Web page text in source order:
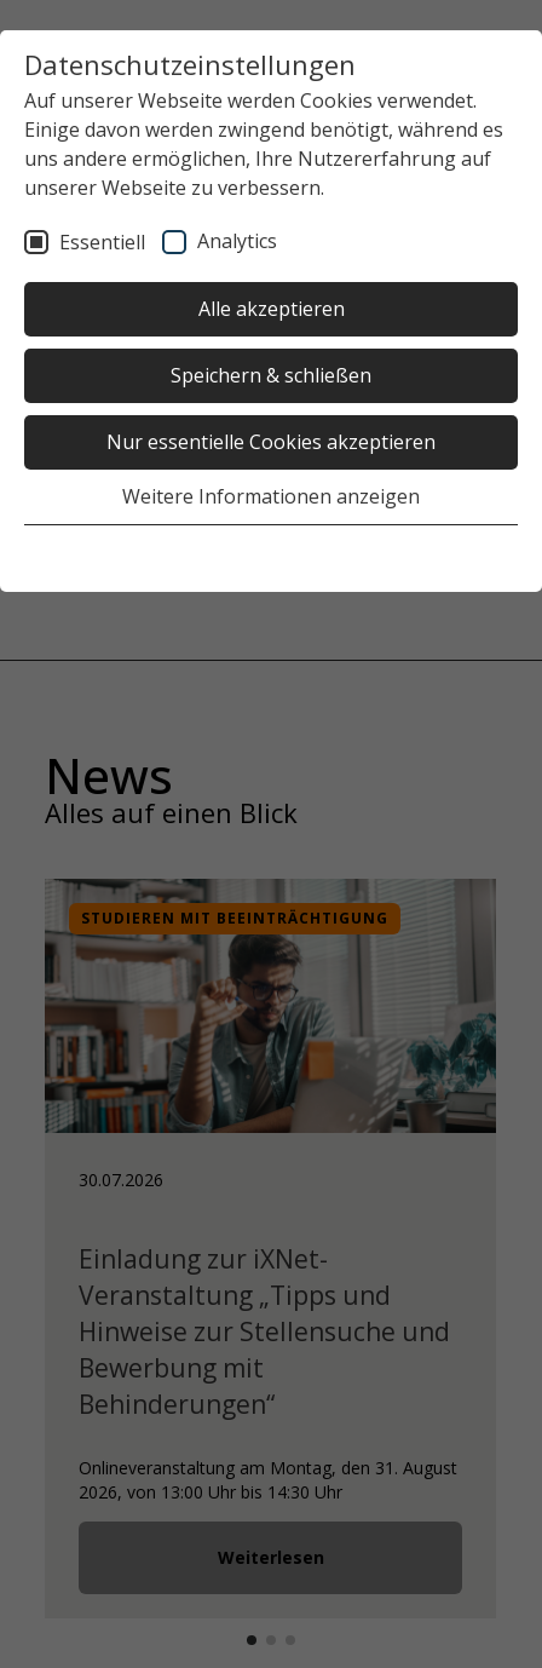
Datenschutzeinstellungen
Auf unserer Webseite werden Cookies verwendet.
Einige davon werden zwingend benötigt, während es
uns andere ermöglichen, Ihre Nutzererfahrung auf
unserer Webseite zu verbessern.
Essentiell Analytics
Alle akzeptieren
Speichern & schließen
Nur essentielle Cookies akzeptieren
Weitere Informationen anzeigen
Startseite
Das Studierendenwerk Hamburg
Newsübersicht
News-Detailansicht
Keinen Beitrag ausgewählt
War die Seite hilfreich?
Ja Nein
News
Alles auf einen Blick
STUDIEREN MIT BEEINTRÄCHTIGUNG
30.07.2026
Einladung zur iXNet-
Veranstaltung „Tipps und
Hinweise zur Stellensuche und
Bewerbung mit
Behinderungen“
Onlineveranstaltung am Montag, den 31. August
2026, von 13:00 Uhr bis 14:30 Uhr
Weiterlesen